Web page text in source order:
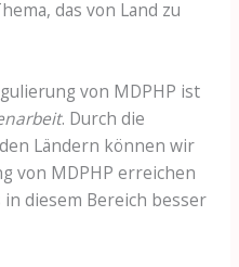
das von Land zu
von MDPHP ist
. Durch die
Ländern können wir
von MDPHP erreichen
diesem Bereich besser